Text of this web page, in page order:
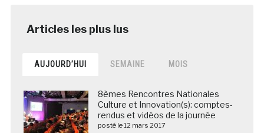
AUJOURD’HUI SEMAINE MOIS
8èmes Rencontres Nationales
Culture et Innovation(s): comptes-
rendus et vidéos de la journée
posté le 12 mars 2017